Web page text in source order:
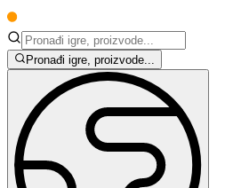
Pronađi igre, proizvode...